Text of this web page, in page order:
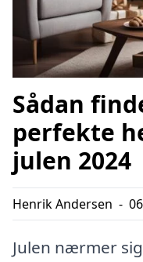
Sådan
perfekte
julen 2024
Henrik Andersen -
Julen nærmer